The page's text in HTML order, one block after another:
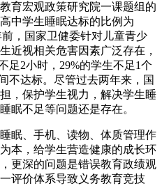
宏观政策研究院一课题组的
中学生睡眠达标的比例为
前，国家卫健委针对儿童青少
近视相关危害因素广泛存在，
足2小时，29%的学生不足1个
不达标。尽管过去两年来，国
，保护学生视力，解决学生睡
眠不足等问题还是存在。
、手机、读物、体质管理作
本，给学生营造健康的成长环
更深的问题是错误教育政绩观
评价体系导致义务教育竞技